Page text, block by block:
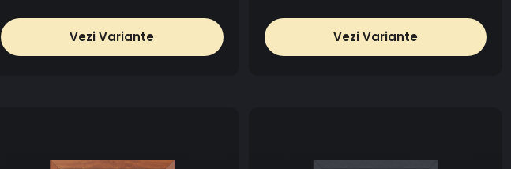
Vezi Variante Vezi Variante